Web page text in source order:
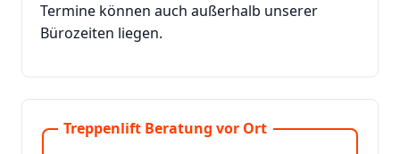
Termine können auch außerhalb unserer
Bürozeiten liegen.
Treppenlift Beratung vor Ort